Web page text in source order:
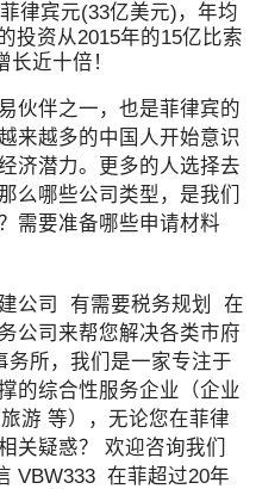
律宾元(33亿美元)，年均
投资从2015年的15亿比索
近十倍！
伙伴之一，也是菲律宾的
来越多的中国人开始意识
济潜力。更多的人选择去
么哪些公司类型，是我们
需要准备哪些申请材料
公司 有需要税务规划 在
公司来帮您解决各类市府
务所，我们是一家专注于
的综合性服务企业（企业
游 等），无论您在菲律
关疑惑？ 欢迎咨询我们
VBW333 在菲超过20年